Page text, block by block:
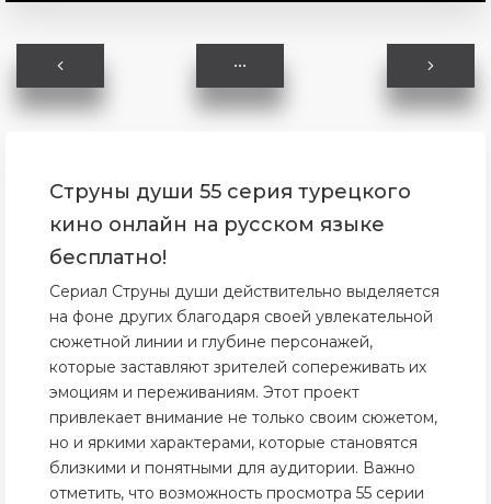
Струны души 55 серия турецкого
кино онлайн на русском языке
бесплатно!
Сериал Струны души действительно выделяется
на фоне других благодаря своей увлекательной
сюжетной линии и глубине персонажей,
которые заставляют зрителей сопереживать их
эмоциям и переживаниям. Этот проект
привлекает внимание не только своим сюжетом,
но и яркими характерами, которые становятся
близкими и понятными для аудитории. Важно
отметить, что возможность просмотра 55 серии